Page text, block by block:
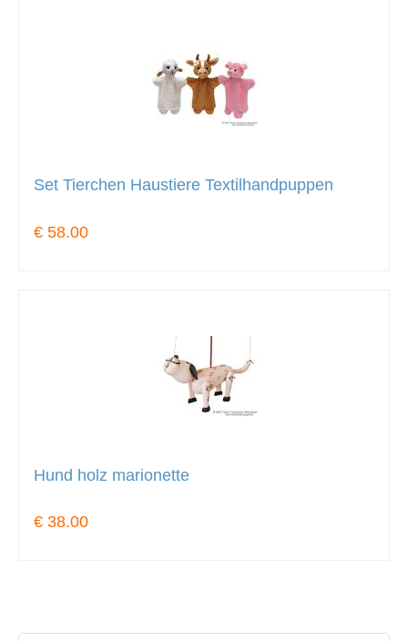
Set Tierchen Haustiere Textilhandpuppen
€ 58.00
Hund holz marionette
€ 38.00